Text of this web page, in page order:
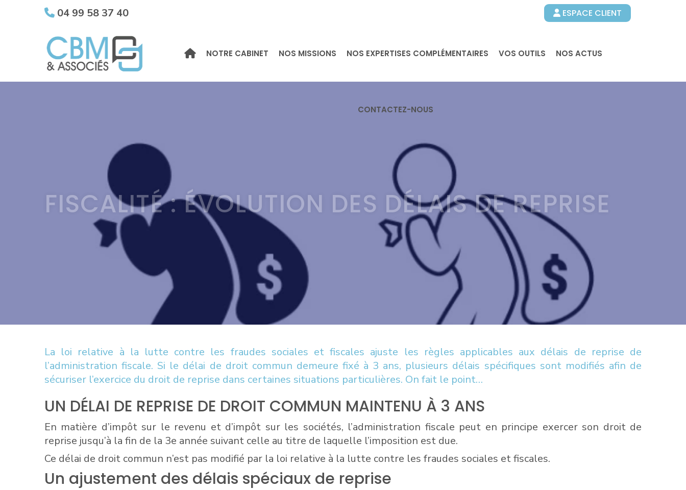
04 99 58 37 40 ESPACE CLIENT
NOTRE CABINET NOS MISSIONS NOS EXPERTISES COMPLÉMENTAIRES VOS OUTILS NOS ACTUS
CONTACTEZ-NOUS
FISCALITÉ : ÉVOLUTION DES DÉLAIS DE REPRISE
La loi relative à la lutte contre les fraudes sociales et fiscales ajuste les règles applicables aux délais de reprise de
l’administration fiscale. Si le délai de droit commun demeure fixé à 3 ans, plusieurs délais spécifiques sont modifiés afin de
sécuriser l’exercice du droit de reprise dans certaines situations particulières. On fait le point…
UN DÉLAI DE REPRISE DE DROIT COMMUN MAINTENU À 3 ANS
En matière d’impôt sur le revenu et d’impôt sur les sociétés, l’administration fiscale peut en principe exercer son droit de
reprise jusqu’à la fin de la 3e année suivant celle au titre de laquelle l’imposition est due.
Ce délai de droit commun n’est pas modifié par la loi relative à la lutte contre les fraudes sociales et fiscales.
Un ajustement des délais spéciaux de reprise